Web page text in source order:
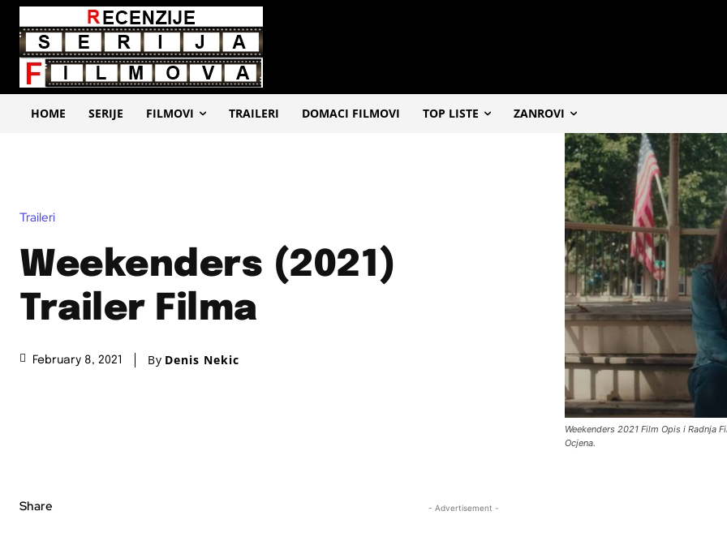
HOME SERIJE FILMOVI TRAILERI DOMACI FILMOVI TOP LISTE ZANROVI
Traileri
Weekenders (2021)
Trailer Filma
February 8, 2021 By Denis Nekic
Weekenders 2021 Film Opis i Radnja
Ocjena.
Share - Advertisement -